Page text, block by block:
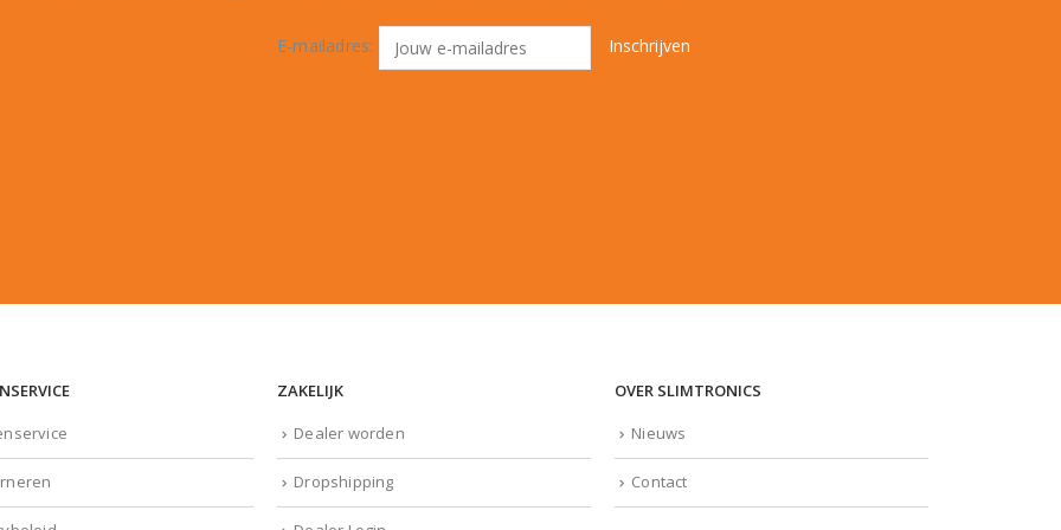
E-mailadres:
ZAKELIJK
Dealer worden
Dropshipping
OVER SLIMTRONICS
Nieuws
Contact